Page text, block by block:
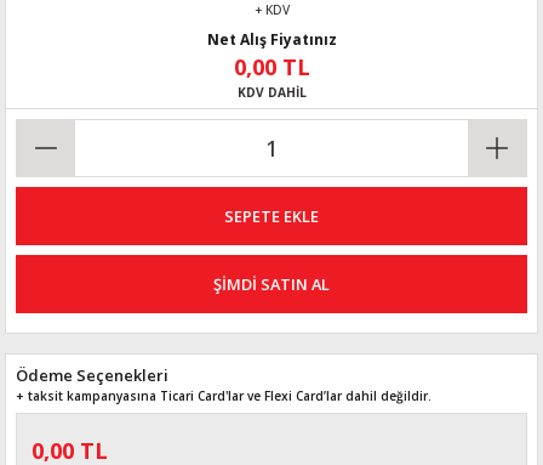
+ KDV
Net Alış Fiyatınız
0,00 TL
KDV DAHİL
SEPETE EKLE
ŞİMDİ SATIN AL
Ödeme Seçenekleri
+ taksit kampanyasına Ticari Card'lar ve Flexi Card’lar dahil değildir.
0,00 TL